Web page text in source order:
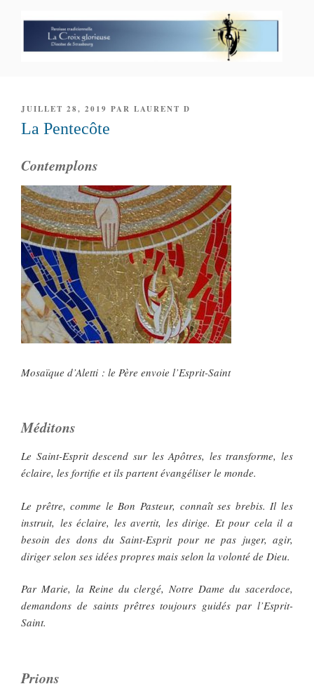
PUBLIÉ
LE
JUILLET 28, 2019 PAR LAURENT D
La Pentecôte
Contemplons
Mosaïque d’Aletti : le Père envoie l’Esprit-Saint
Méditons
Le Saint-Esprit descend sur les Apôtres, les transforme, les
éclaire, les fortifie et ils partent évangéliser le monde.
Le prêtre, comme le Bon Pasteur, connaît ses brebis. Il les
instruit, les éclaire, les avertit, les dirige. Et pour cela il a
besoin des dons du Saint-Esprit pour ne pas juger, agir,
diriger selon ses idées propres mais selon la volonté de Dieu.
Par Marie, la Reine du clergé, Notre Dame du sacerdoce,
demandons de saints prêtres toujours guidés par l’Esprit-
Saint.
Prions